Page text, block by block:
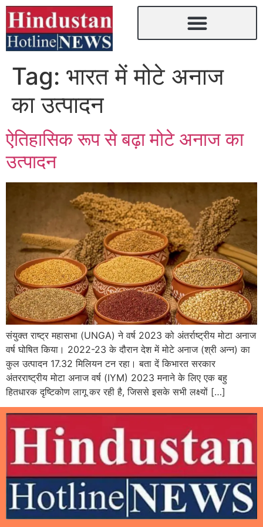
Tag: भारत में मोटे अनाज
का उत्पादन
ऐतिहासिक रूप से बढ़ा मोटे अनाज का
उत्पादन
संयुक्त राष्ट्र महासभा (UNGA) ने वर्ष 2023 को अंतर्राष्ट्रीय मोटा अनाज
वर्ष घोषित किया। 2022-23 के दौरान देश में मोटे अनाज (श्री अन्न) का
कुल उत्पादन 17.32 मिलियन टन रहा। बता दें किभारत सरकार
अंतरराष्ट्रीय मोटा अनाज वर्ष (IYM) 2023 मनाने के लिए एक बहु
हितधारक दृष्टिकोण लागू कर रही है, जिससे इसके सभी लक्ष्यों […]